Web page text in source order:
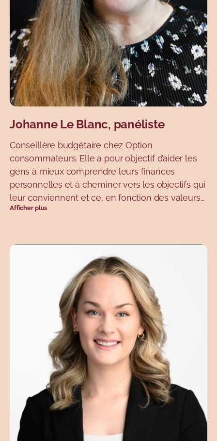
Johanne Le Blanc, panéliste
Conseillère budgétaire chez Option
consommateurs. Elle a pour objectif d’aider les
gens à mieux comprendre leurs finances
personnelles et à cheminer vers les objectifs qui
leur conviennent et ce, en fonction des valeurs
et des possibilités spécifiques à chacun.
communautaire et cumule de nombreuses
expériences professionnelles auprès
notamment d’un Centre de justice de proximité
et d’Éducaloi. Elle a également complété sa
formation de thérapeute en relation d’aide
auprès du Centre de relation d’aide de Montréal.
Afficher plus